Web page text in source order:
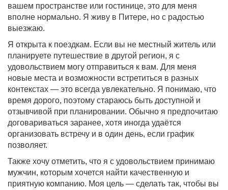
вашем пространстве или гостинице, это для меня
вполне нормально. Я живу в Питере, но с радостью
выезжаю.
Я открыта к поездкам. Если вы не местный житель или
планируете путешествие в другой регион, я с
удовольствием могу отправиться к вам. Для меня
новые места и возможности встретиться в разных
контекстах — это всегда увлекательно. Я понимаю, что
время дорого, поэтому стараюсь быть доступной и
отзывчивой при планировании. Обычно я предпочитаю
договариваться заранее, хотя иногда удаётся
организовать встречу и в один день, если график
позволяет.
Также хочу отметить, что я с удовольствием принимаю
мужчин, которым хочется найти качественную и
приятную компанию. Моя цель — сделать так, чтобы вы